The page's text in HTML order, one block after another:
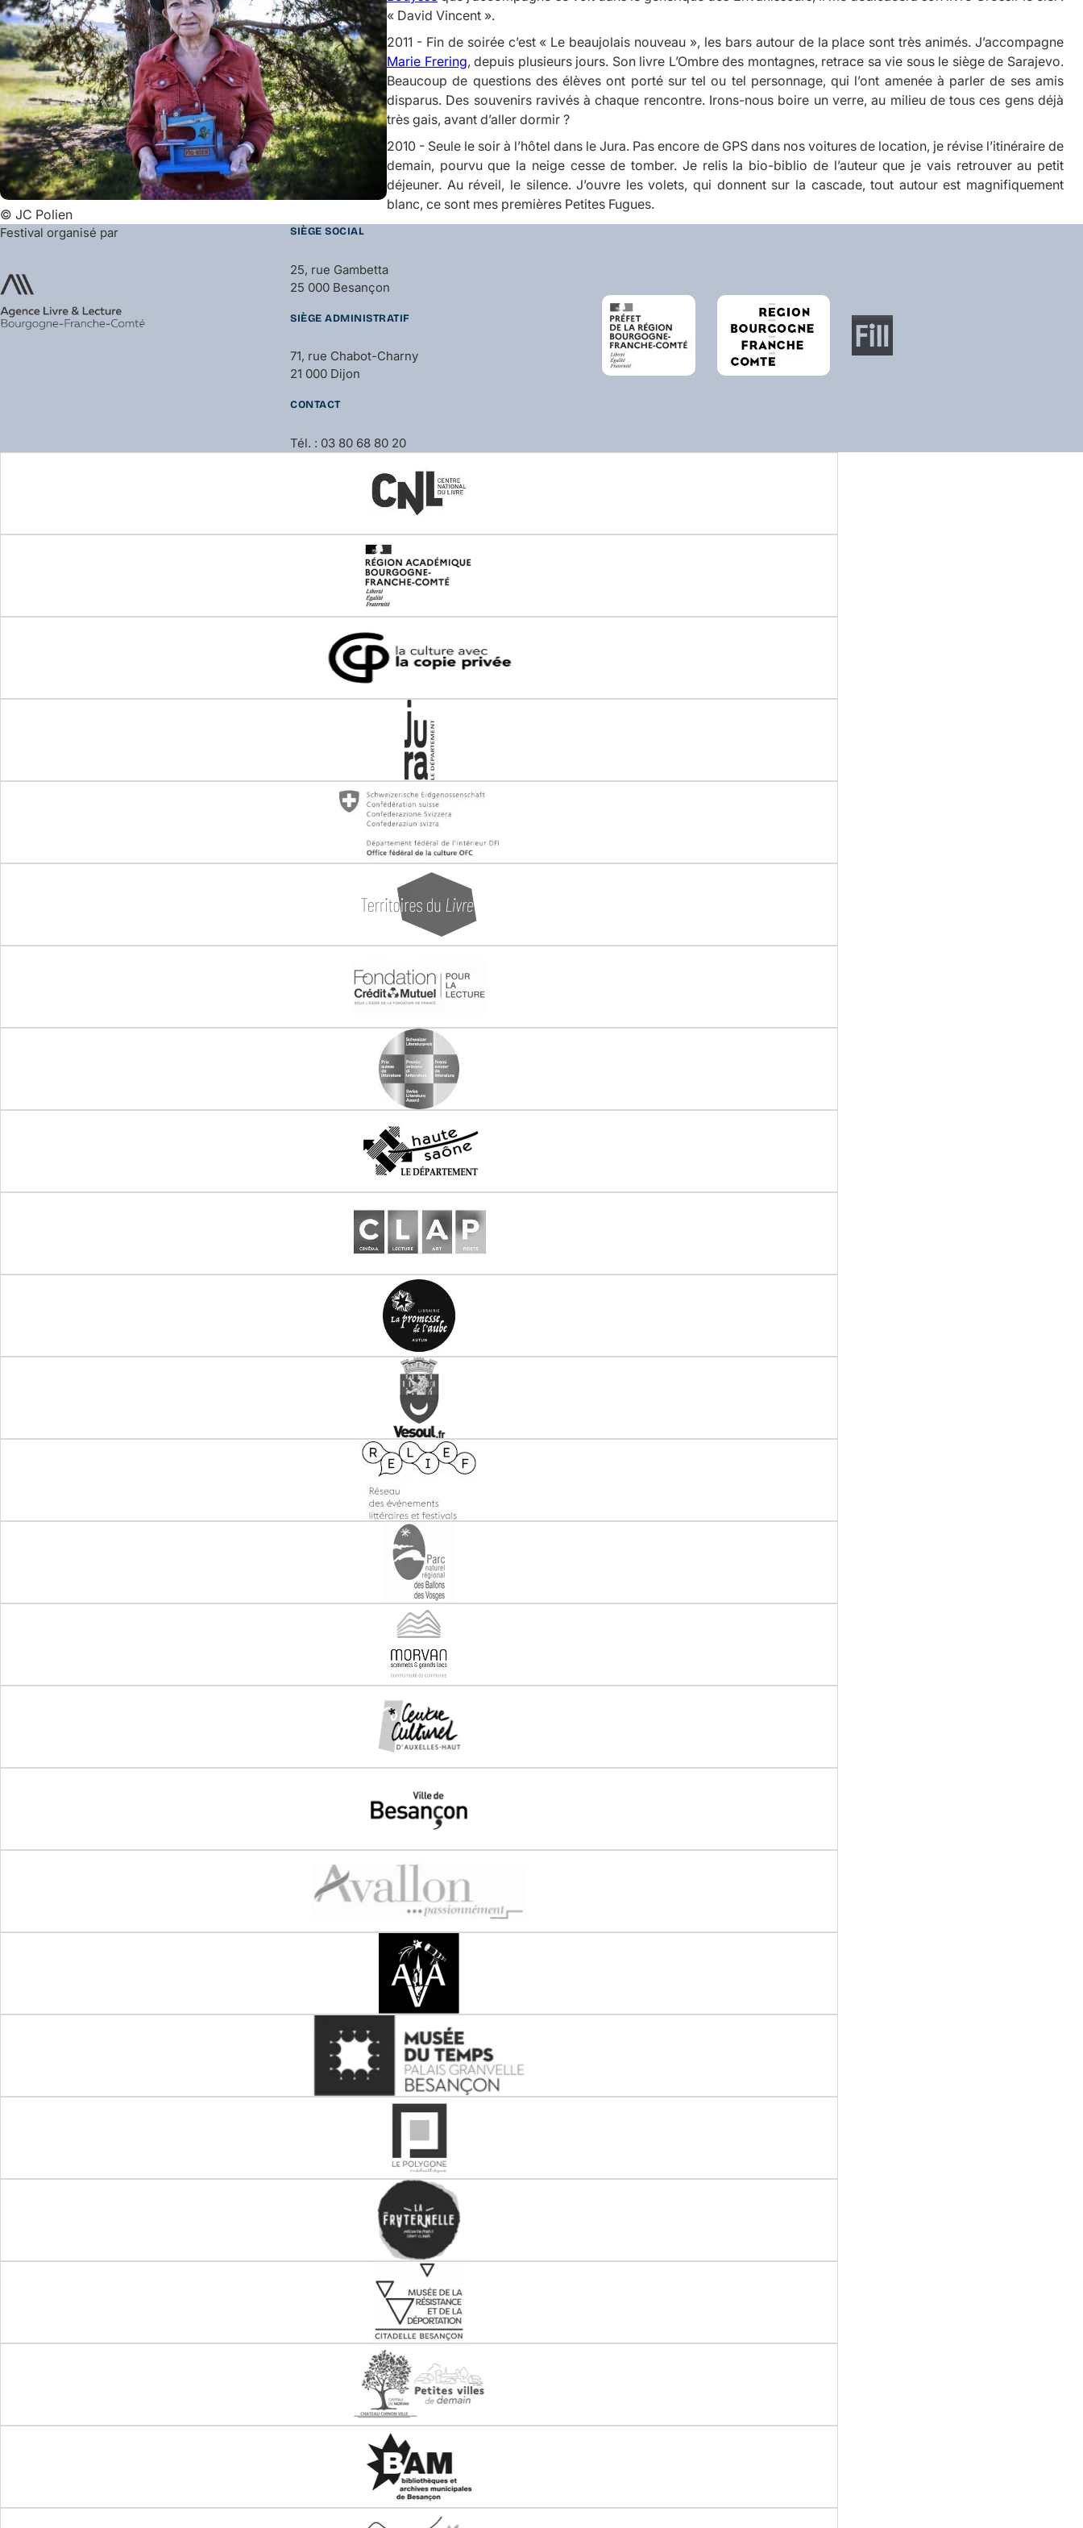
© JC Polien
« David Vincent ».
2011 - Fin de soirée c’est « Le beaujolais nouveau », les bars autour de la place sont très animés. J’accompagne
Marie Frering, depuis plusieurs jours. Son livre L’Ombre des montagnes, retrace sa vie sous le siège de Sarajevo.
Beaucoup de questions des élèves ont porté sur tel ou tel personnage, qui l’ont amenée à parler de ses amis
disparus. Des souvenirs ravivés à chaque rencontre. Irons-nous boire un verre, au milieu de tous ces gens déjà
très gais, avant d’aller dormir ?
2010 - Seule le soir à l’hôtel dans le Jura. Pas encore de GPS dans nos voitures de location, je révise l’itinéraire de
demain, pourvu que la neige cesse de tomber. Je relis la bio-biblio de l’auteur que je vais retrouver au petit
déjeuner. Au réveil, le silence. J’ouvre les volets, qui donnent sur la cascade, tout autour est magnifiquement
blanc, ce sont mes premières Petites Fugues.
Festival organisé par SIÈGE SOCIAL
25, rue Gambetta
25 000 Besançon
SIÈGE ADMINISTRATIF
71, rue Chabot-Charny
21 000 Dijon
CONTACT
Tél. : 03 80 68 80 20